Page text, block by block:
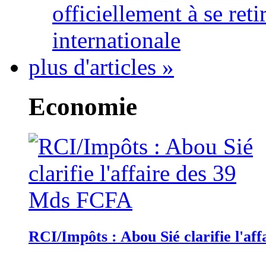
officiellement à se
internationale
plus d'articles »
Economie
RCI/Impôts : Abou Sié clarifie